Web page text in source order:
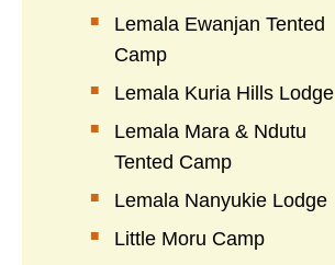
Lemala Ewanjan Tented
Camp
Lemala Kuria Hills Lodge
Lemala Mara & Ndutu
Tented Camp
Lemala Nanyukie Lodge
Little Moru Camp